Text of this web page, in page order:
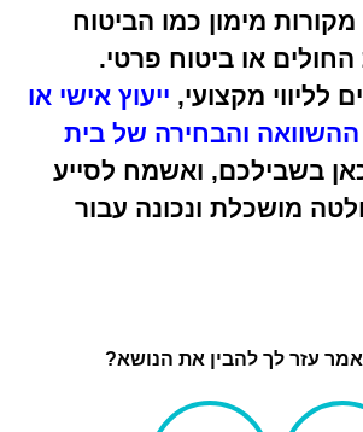
מקורות מימון כמו הביטוח
או ביטוח פרטי.
לליווי מקצועי, ייעוץ אישי או
והבחירה של בית
בשבילכם, ואשמח לסייע
מושכלת ונכונה עבור
עזר לך להבין את הנושא?